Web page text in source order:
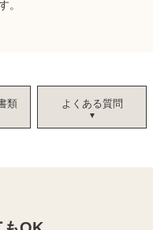
。
類 よくある質問